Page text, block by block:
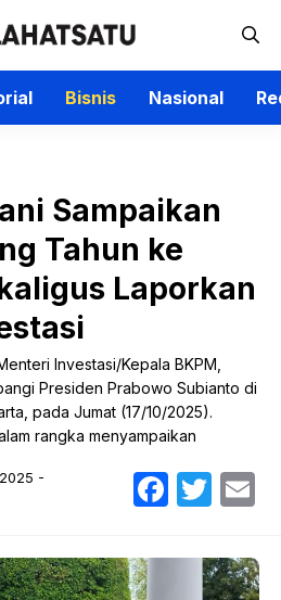
Bisnis Nasional
Sampaikan
Tahun ke
Laporkan
Investasi/Kepala BKPM,
Presiden Prabowo Subianto di
pada Jumat (17/10/2025).
rangka menyampaikan
-